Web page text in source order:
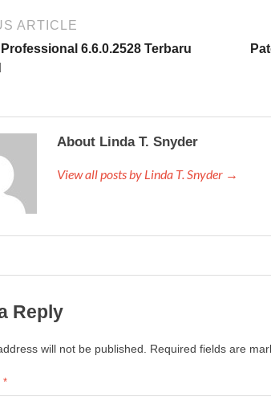
ARTICLE
6.6.0.2528 Terbaru
About Linda T. Snyder
View all posts by Linda T. Snyder →
Reply
will not be published. Required fields are
*